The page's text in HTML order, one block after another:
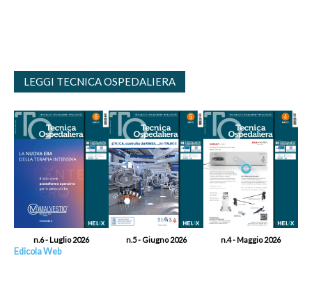
LEGGI TECNICA OSPEDALIERA
n.6 - Luglio 2026 n.5 - Giugno 2026 n.4 - Maggio 2026
Edicola Web